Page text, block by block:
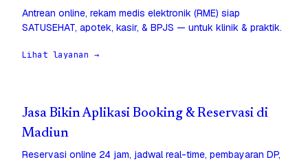
Antrean online, rekam medis elektronik (RME) siap
SATUSEHAT, apotek, kasir, & BPJS — untuk klinik & praktik.
Lihat layanan →
Jasa Bikin Aplikasi Booking & Reservasi di
Madiun
Reservasi online 24 jam, jadwal real-time, pembayaran DP,